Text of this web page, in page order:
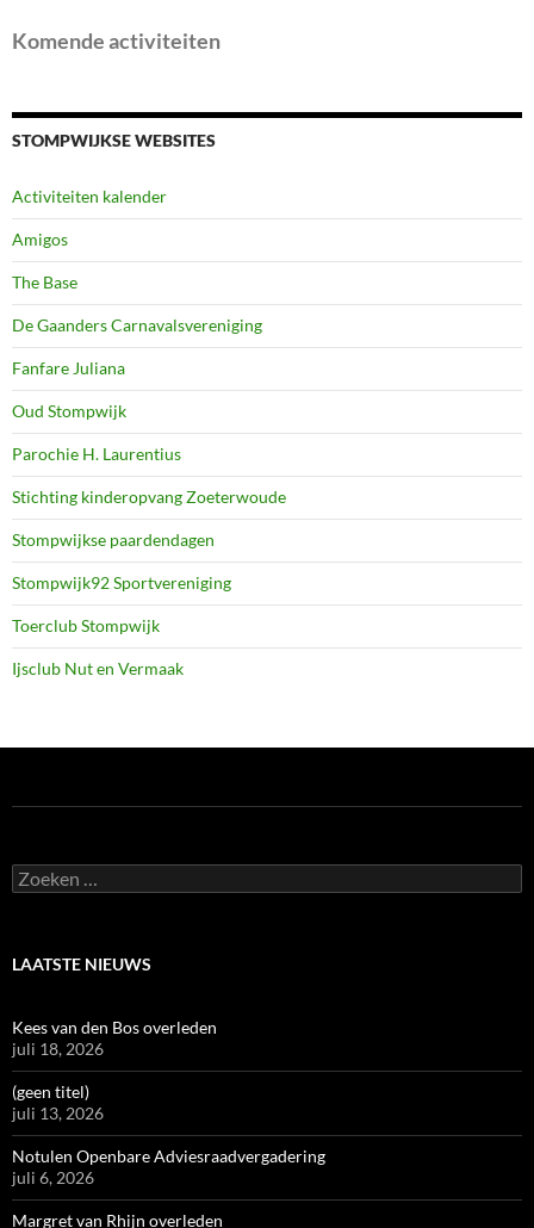
Komende activiteiten
STOMPWIJKSE WEBSITES
Activiteiten kalender
Amigos
The Base
De Gaanders Carnavalsvereniging
Fanfare Juliana
Oud Stompwijk
Parochie H. Laurentius
Stichting kinderopvang Zoeterwoude
Stompwijkse paardendagen
Stompwijk92 Sportvereniging
Toerclub Stompwijk
Ijsclub Nut en Vermaak
Zoeken
naar:
LAATSTE NIEUWS
Kees van den Bos overleden
juli 18, 2026
(geen titel)
juli 13, 2026
Notulen Openbare Adviesraadvergadering
juli 6, 2026
Margret van Rhijn overleden